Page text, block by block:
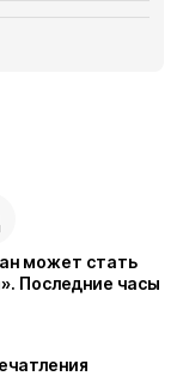
может стать
Последние часы